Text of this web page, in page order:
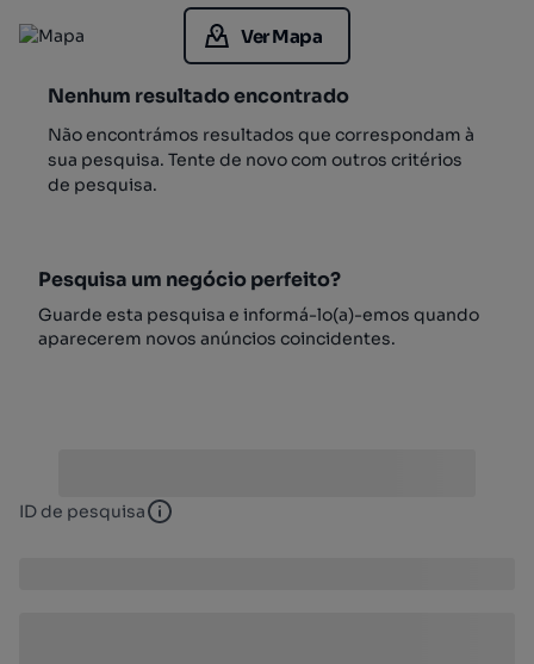
Ver Mapa
Nenhum resultado encontrado
Não encontrámos resultados que correspondam à
sua pesquisa. Tente de novo com outros critérios
de pesquisa.
Pesquisa um negócio perfeito?
Guarde esta pesquisa e informá-lo(a)-emos quando
aparecerem novos anúncios coincidentes.
ID de pesquisa ID de pesquisa